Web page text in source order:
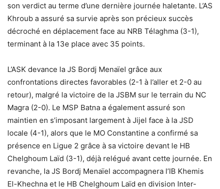
son verdict au terme d’une dernière journée haletante. L’AS
Khroub a assuré sa survie après son précieux succès
décroché en déplacement face au NRB Télaghma (3-1),
terminant à la 13e place avec 35 points.
L’ASK devance la JS Bordj Menaïel grâce aux
confrontations directes favorables (2-1 à l’aller et 2-0 au
retour), malgré la victoire de la JSBM sur le terrain du NC
Magra (2-0). Le MSP Batna a également assuré son
maintien en s’imposant largement à Jijel face à la JSD
locale (4-1), alors que le MO Constantine a confirmé sa
présence en Ligue 2 grâce à sa victoire devant le HB
Chelghoum Laïd (3-1), déjà relégué avant cette journée. En
revanche, la JS Bordj Menaïel accompagnera l’IB Khemis
El-Khechna et le HB Chelghoum Laïd en division Inter-